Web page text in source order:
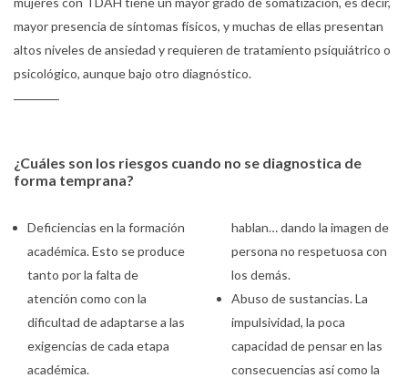
mayor presencia de síntomas físicos, y muchas de ellas presentan
altos niveles de ansiedad y requieren de tratamiento psiquiátrico o
psicológico, aunque bajo otro diagnóstico.
¿Cuáles son los riesgos cuando no se diagnostica de
forma temprana?
Deficiencias en la formación
académica. Esto se produce
tanto por la falta de
atención como con la
dificultad de adaptarse a las
exigencias de cada etapa
académica.
hablan… dando la imagen de
persona no respetuosa con
los demás.
Abuso de sustancias. La
impulsividad, la poca
capacidad de pensar en las
consecuencias así como la